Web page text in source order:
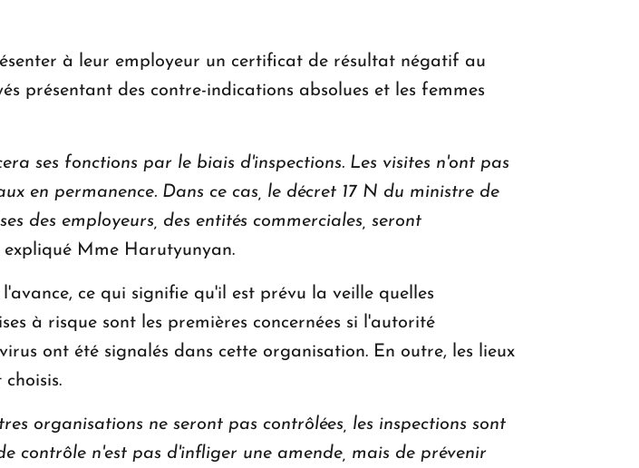
à leur employeur un certificat de résultat négatif au
présentant des contre-indications absolues et les femmes
ses fonctions par le biais d'inspections. Les visites n'ont pas
en permanence. Dans ce cas, le décret 17 N du ministre de
des employeurs, des entités commerciales, seront
expliqué Mme Harutyunyan.
ce qui signifie qu'il est prévu la veille quelles
à risque sont les premières concernées si l'autorité
ont été signalés dans cette organisation. En outre, les lieux
organisations ne seront pas contrôlées, les inspections sont
contrôle n'est pas d'infliger une amende, mais de prévenir